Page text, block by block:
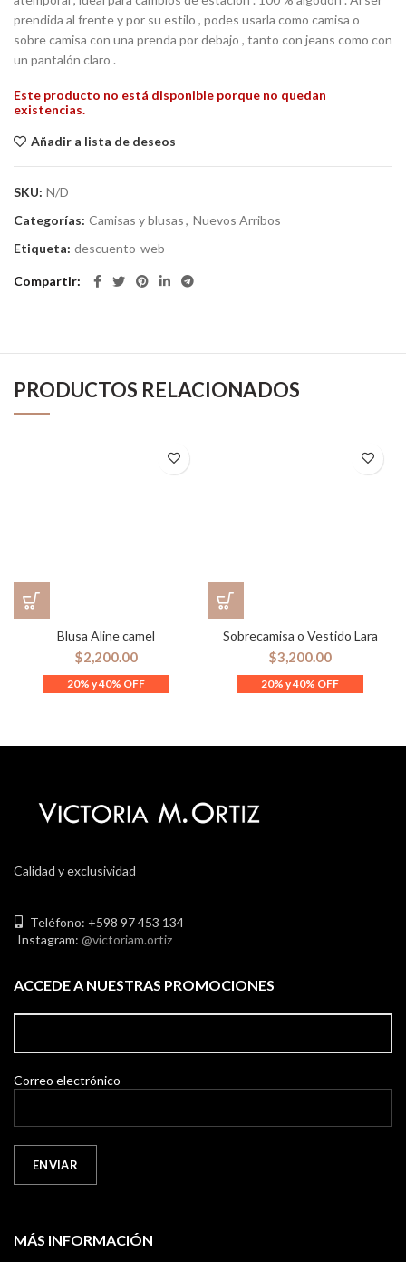
prendida al frente y por su estilo , podes usarla como camisa o
sobre camisa con una prenda por debajo , tanto con jeans como con
un pantalón claro .
Este producto no está disponible porque no quedan
existencias.
Añadir a lista de deseos
SKU: N/D
Categorías: Camisas y blusas, Nuevos Arribos
Etiqueta: descuento-web
Compartir
PRODUCTOS RELACIONADOS
Blusa Aline camel
$2,200.00
Sobrecamisa o Vestido Lara
$3,200.00
Calidad y exclusividad
Teléfono: +598 97 453 134
Instagram: @victoriam.ortiz
ACCEDE A NUESTRAS PROMOCIONES
Correo electrónico
MÁS INFORMACIÓN